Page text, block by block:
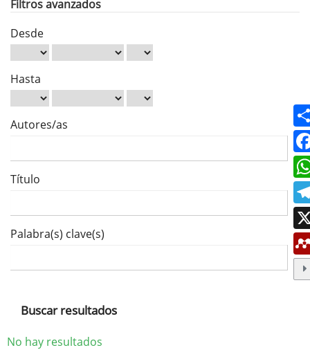
Filtros avanzados
Desde
Hasta
Autores/as
Título
Palabra(s) clave(s)
Buscar resultados
No hay resultados